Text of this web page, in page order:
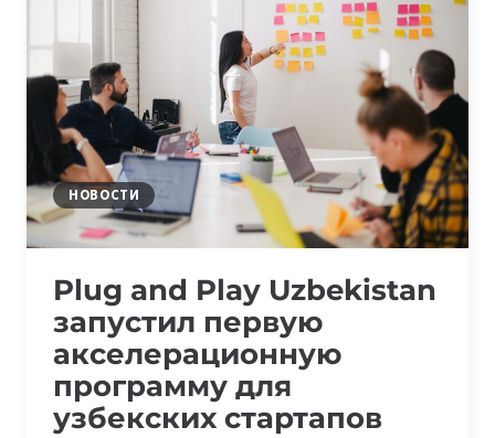
ОБРАЗОВАТЕЛЬНЫЕ
ПРОГРАММЫ
ВОЗМОЖНОСТИ
ДЛЯ
СТАРТАПОВ
НОВОСТИ
Plug and Play Uzbekistan
запустил первую
акселерационную
программу для
узбекских стартапов